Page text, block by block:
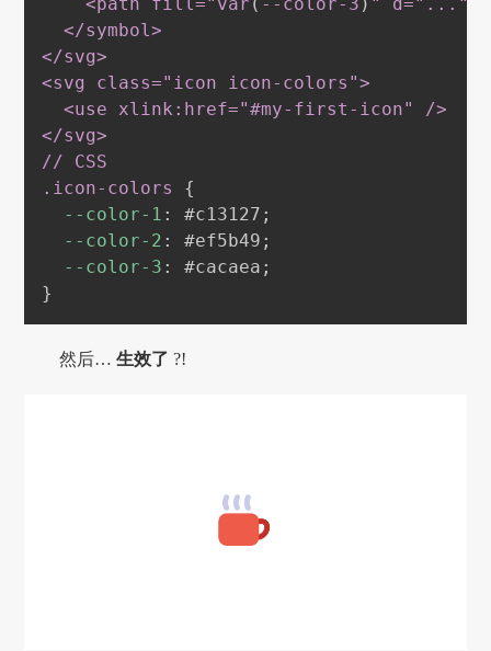
  </symbol
>
</svg>
<svg class="icon icon-colors">
  <use xlink
:href="#my-first-icon" />
</svg>
.icon-colors
{
--color-1 : #c13127 ;
--color-2 : #ef5b49 ;
--color-3 : #cacaea ;
}
然后…生效了 ?!